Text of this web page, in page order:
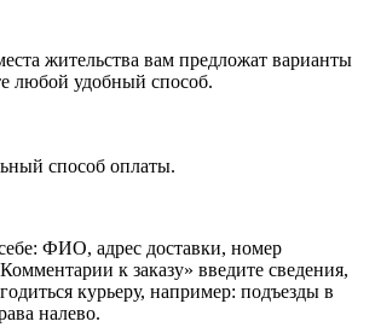
жительства вам предложат варианты
любой удобный способ.
способ оплаты.
ФИО, адрес доставки, номер
к заказу» введите сведения,
курьеру, например: подъезды в
налево.